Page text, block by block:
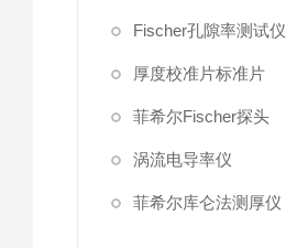
Fischer孔隙率测试仪
厚度校准片标准片
菲希尔Fischer探头
涡流电导率仪
菲希尔库仑法测厚仪